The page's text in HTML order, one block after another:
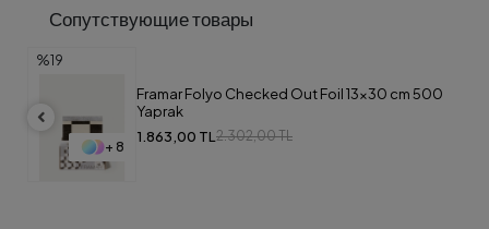
Сопутствующие товары
%19
+ 8
Framar Folyo Checked Out Foil 13x30 cm 500
Yaprak
1.863,00 TL 2.302,00 TL